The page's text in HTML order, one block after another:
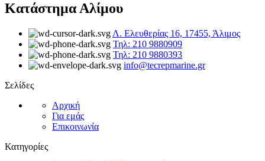
Κατάστημα Αλίμου
Λ. Ελευθερίας 16, 17455, Άλιμος
Τηλ: 210 9880909
Τηλ: 210 9880393
info@tecrepmarine.gr
Σελίδες
Αρχική
Για εμάς
Επικοινωνία
Κατηγορίες